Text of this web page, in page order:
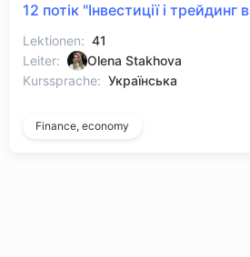
12 потік "Інвестиції і трейдинг
Lektionen: 41
Leiter:
Olena Stakhova
Kurssprache: Українська
Finance, economy